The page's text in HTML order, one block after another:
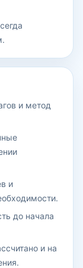
и метод
и
до начала
и на